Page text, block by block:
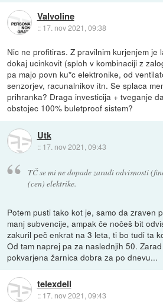
Valvoline
:: 17. nov 2021, 09:38
Nic ne profitiras. Z pravilnim kurjenjem je
dokaj ucinkovit (sploh v kombinaciji z
pa majo povn ku*c elektronike, od
senzorjev, racunalnikov itn. Se splaca
prihranka? Draga investicija + tveganje
obstojec 100% buletproof sistem?
Utk
:: 17. nov 2021, 09:43
TČ se mi ne dopade zaradi odvisnosti
(cen) elektrike.
Potem pusti tako kot je, samo da zraven
manj subvencije, ampak če nočeš bit
zakuril peč enkrat na 3 leta, ti bo tudi ta
Od tam naprej pa za naslednjih 50.
pokvarjena žarnica dobra za po dnevu...
telexdell
:: 17. nov 2021, 09:43